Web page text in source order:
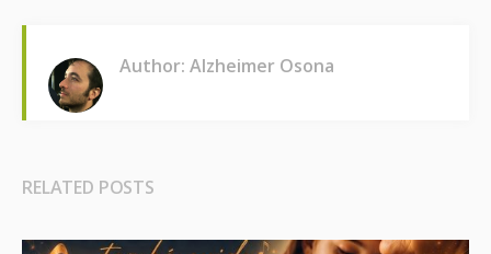
Author: Alzheimer Osona
RELATED POSTS